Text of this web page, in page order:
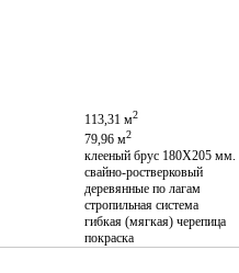
113,31 м2
79,96 м2
клееный брус 180Х205 мм.
свайно-ростверковый
деревянные по лагам
стропильная система
гибкая (мягкая) черепица
покраска